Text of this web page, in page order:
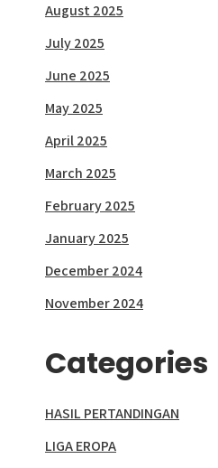
August 2025
July 2025
June 2025
May 2025
April 2025
March 2025
February 2025
January 2025
December 2024
November 2024
Categories
HASIL PERTANDINGAN
LIGA EROPA